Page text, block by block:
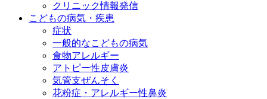
クリニック情報発信
こどもの病気・疾患
症状
一般的なこどもの病気
食物アレルギー
アトピー性皮膚炎
気管支ぜんそく
花粉症・アレルギー性鼻炎